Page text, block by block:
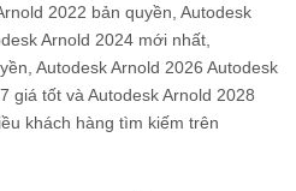
2022 bản quyền, Autodesk
Arnold 2024 mới nhất,
Autodesk Arnold 2026 Autodesk
giá tốt và Autodesk Arnold 2028
khách hàng tìm kiếm trên